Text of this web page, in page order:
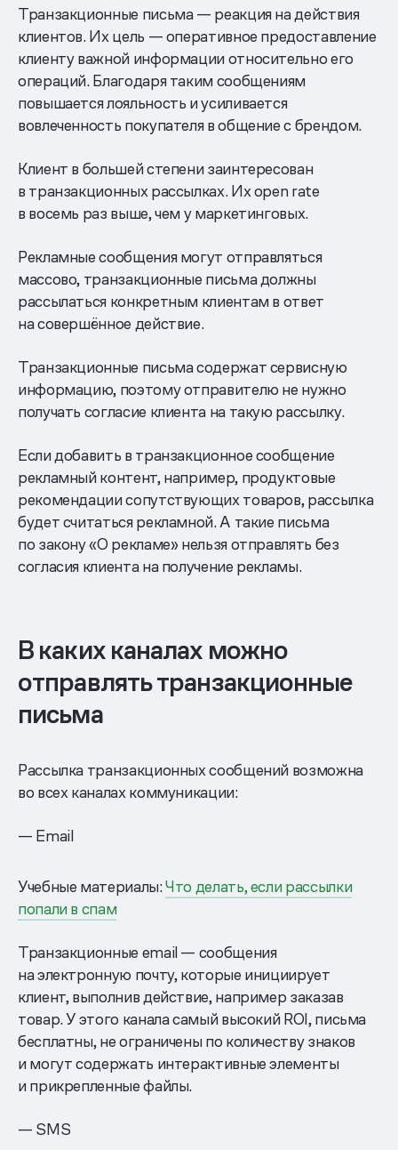
Транзакционные письма — реакция на действия
клиентов. Их цель — оперативное предоставление
клиенту важной информации относительно его
операций. Благодаря таким сообщениям
повышается лояльность и усиливается
вовлеченность покупателя в общение с брендом.
Клиент в большей степени заинтересован
в транзакционных рассылках. Их open rate
в восемь раз выше, чем у маркетинговых.
Рекламные сообщения могут отправляться
массово, транзакционные письма должны
рассылаться конкретным клиентам в ответ
на совершённое действие.
Транзакционные письма содержат сервисную
информацию, поэтому отправителю не нужно
получать согласие клиента на такую рассылку.
Если добавить в транзакционное сообщение
рекламный контент, например, продуктовые
рекомендации сопутствующих товаров, рассылка
будет считаться рекламной. А такие письма
по закону «О рекламе» нельзя отправлять без
согласия клиента на получение рекламы.
В каких каналах можно
отправлять транзакционные
письма
Рассылка транзакционных сообщений возможна
во всех каналах коммуникации:
— Email
Учебные материалы:Что делать, если рассылки
попали в спам
Транзакционные email — сообщения
на электронную почту, которые инициирует
клиент, выполнив действие, например заказав
товар. У этого канала самый высокий ROI, письма
бесплатны, не ограничены по количеству знаков
и могут содержать интерактивные элементы
и прикрепленные файлы.
— SMS